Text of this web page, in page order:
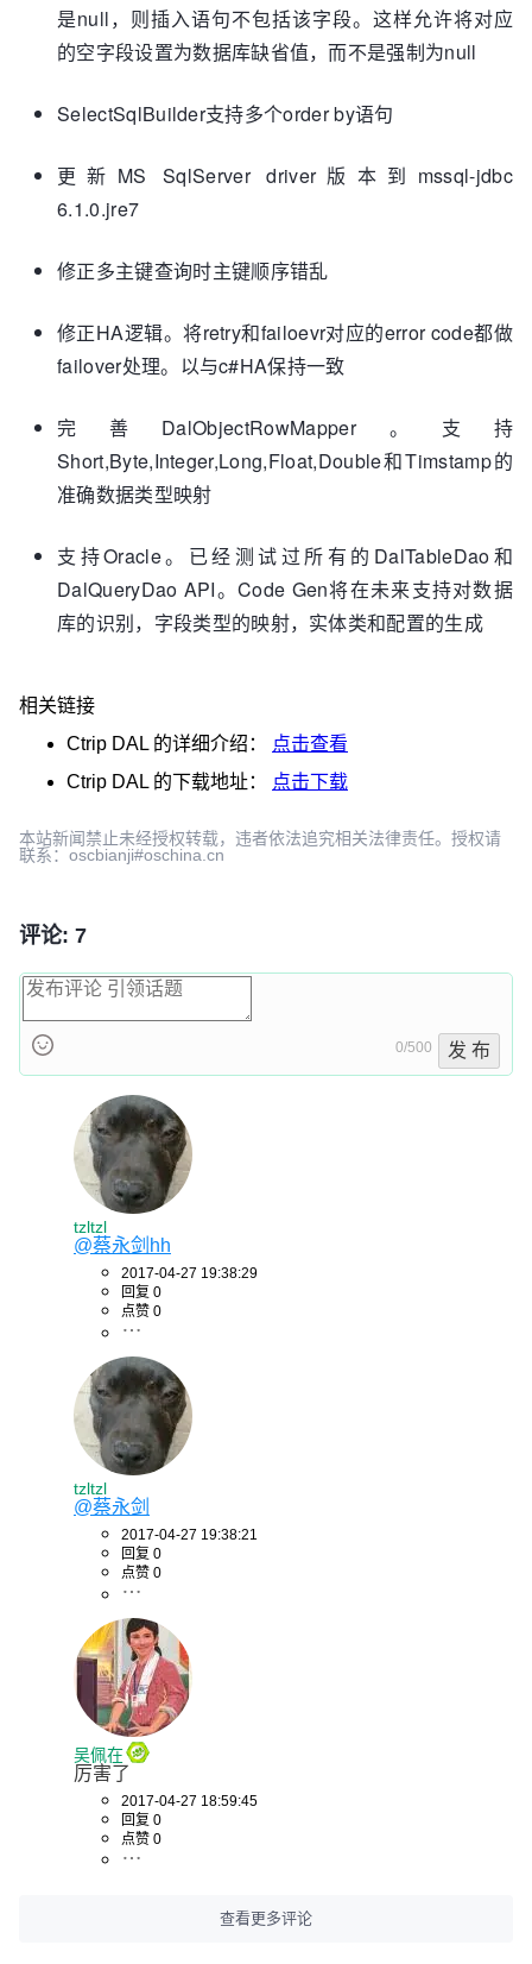
是null，则插入语句不包括该字段。这样允许将对应
的空字段设置为数据库缺省值，而不是强制为null
SelectSqlBuilder支持多个order by语句
更新MS SqlServer driver版本到mssql-jdbc
6.1.0.jre7
修正多主键查询时主键顺序错乱
修正HA逻辑。将retry和failoevr对应的error code都做
failover处理。以与c#HA保持一致
完善DalObjectRowMapper。支持
Short,Byte,Integer,Long,Float,Double和Timstamp的
准确数据类型映射
支持Oracle。已经测试过所有的DalTableDao和
DalQueryDao API。Code Gen将在未来支持对数据
库的识别，字段类型的映射，实体类和配置的生成
相关链接
Ctrip DAL 的详细介绍：
点击查看
Ctrip DAL 的下载地址： 点击下载
本站新闻禁止未经授权转载，违者依法追究相关法律责任。授权请
联系：oscbianji#oschina.cn
评论: 7
0/500 发 布
tzltzl
@蔡永剑hh
2017-04-27 19:38:29
回复 0
点赞 0
tzltzl
@蔡永剑
2017-04-27 19:38:21
回复 0
点赞 0
吴佩在
厉害了
2017-04-27 18:59:45
回复 0
点赞 0
查看更多评论